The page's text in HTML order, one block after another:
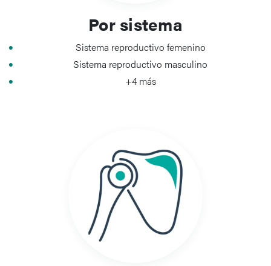
Por sistema
Sistema reproductivo femenino
Sistema reproductivo masculino
+4 más